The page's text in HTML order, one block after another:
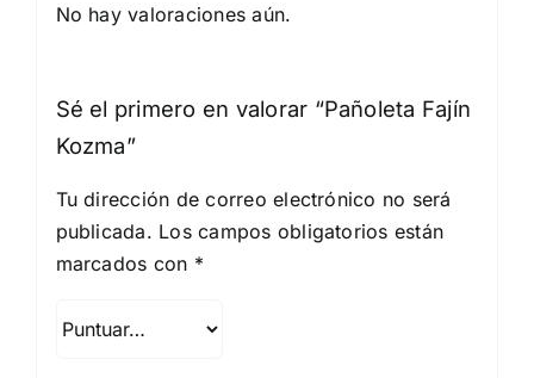
No hay valoraciones aún.
Sé el primero en valorar “Pañoleta Fajín
Kozma”
Tu dirección de correo electrónico no será
publicada. Los campos obligatorios están
marcados con *